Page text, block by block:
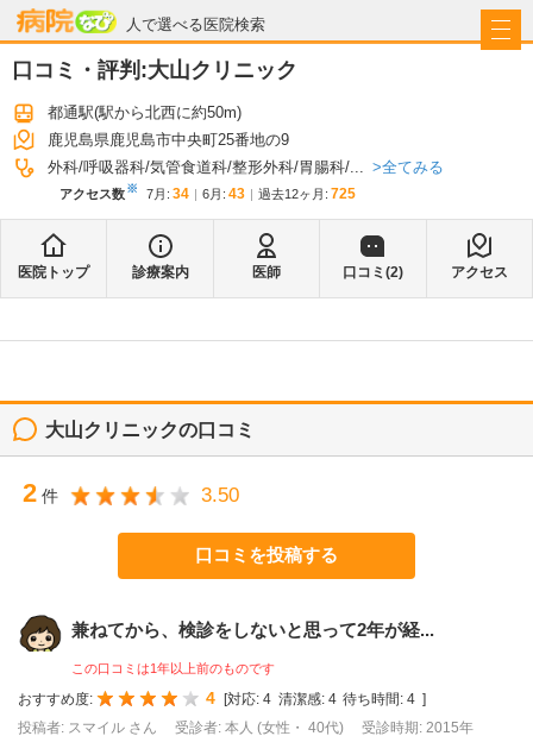
人で選べる医院検索
病院なび
口コミ・評判:大山クリニック
都通駅(駅から北西に約50m)
鹿児島県鹿児島市中央町25番地の9
外科 呼吸器科 気管食道科 整形外科 胃腸科 ... 全てみる
アクセス数※ 7月 : 34 6月 : 43 過去12ヶ月: 725
医院トップ 診療案内 医師 口コミ(2) アクセス
大山クリニックの口コミ
2 件 3.50
口コミを投稿する
兼ねてから、検診をしないと思って2年が経...
この口コミは1年以上前のものです
おすすめ度: 4 [対応: 4 清潔感: 4 待ち時間: 4 ]
投稿者: スマイル さん
受診者: 本人 (女性・ 40代) 受診時期: 2015年